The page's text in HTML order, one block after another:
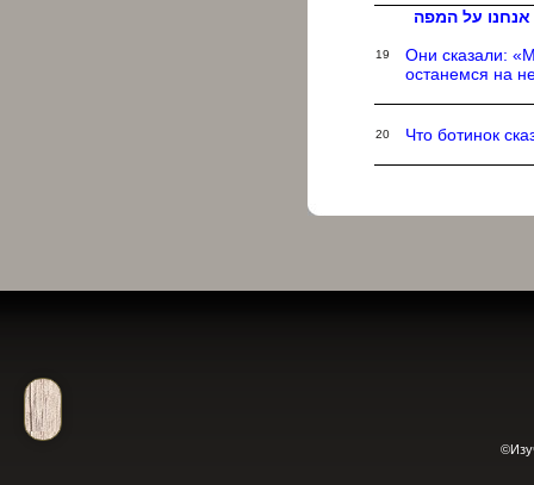
19
על המפה
Они сказали:
останемся на
20 Что ботинок